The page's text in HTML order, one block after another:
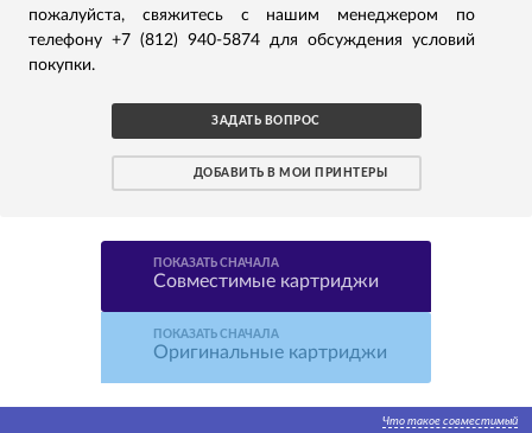
пожалуйста, свяжитесь с нашим менеджером по
телефону +7 (812) 940-5874 для обсуждения условий
покупки.
ЗАДАТЬ ВОПРОС
ДОБАВИТЬ В МОИ ПРИНТЕРЫ
ПОКАЗАТЬ СНАЧАЛА
Совместимые картриджи
ПОКАЗАТЬ СНАЧАЛА
Оригинальные картриджи
Что такое совместимый